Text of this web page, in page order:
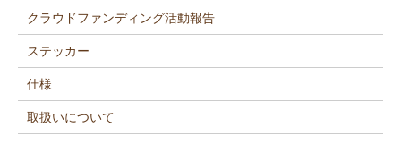
クラウドファンディング活動報告
ステッカー
仕様
取扱いについて